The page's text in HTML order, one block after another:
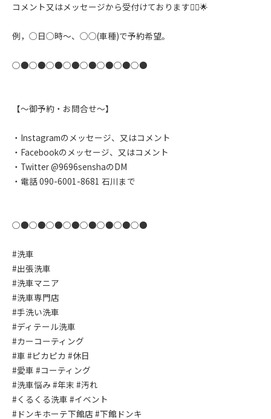
コメント又はメッセージから受付けております🙇‍♂️🌟
例，◯日◯時〜、◯◯(車種)で予約希望。
○●○●○●○●○●○●○●○●
【〜御予約・お問合せ〜】
・Instagramのメッセージ、又はコメント
・Facebookのメッセージ、又はコメント
・Twitter @9696senshaのDM
・電話 090-6001-8681 石川まで
○●○●○●○●○●○●○●○●
#洗車
#出張洗車
#洗車マニア
#洗車専門店
#手洗い洗車
#ディテール洗車
#カーコーティング
#車 #ピカピカ #休日
#愛車 #コーティング
#洗車悩み #年末 #汚れ
#くるくる洗車 #イベント
#ドンキホーテ下館店 #下館ドンキ